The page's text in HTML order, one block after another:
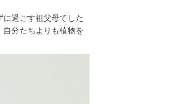
過ごす祖父母でした
分たちよりも植物を